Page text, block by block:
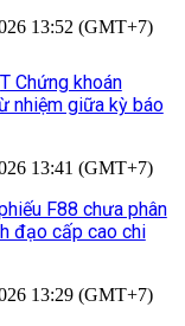
13:52 (GMT+7)
Chứng khoán
nhiệm giữa kỳ báo
13:41 (GMT+7)
F88 chưa phân
đạo cấp cao chi
13:29 (GMT+7)